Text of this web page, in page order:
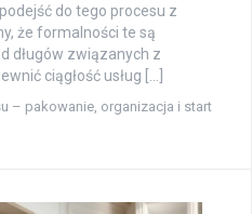
do tego procesu z
że formalności te są
długów związanych z
ciągłość usług […]
– pakowanie, organizacja i start